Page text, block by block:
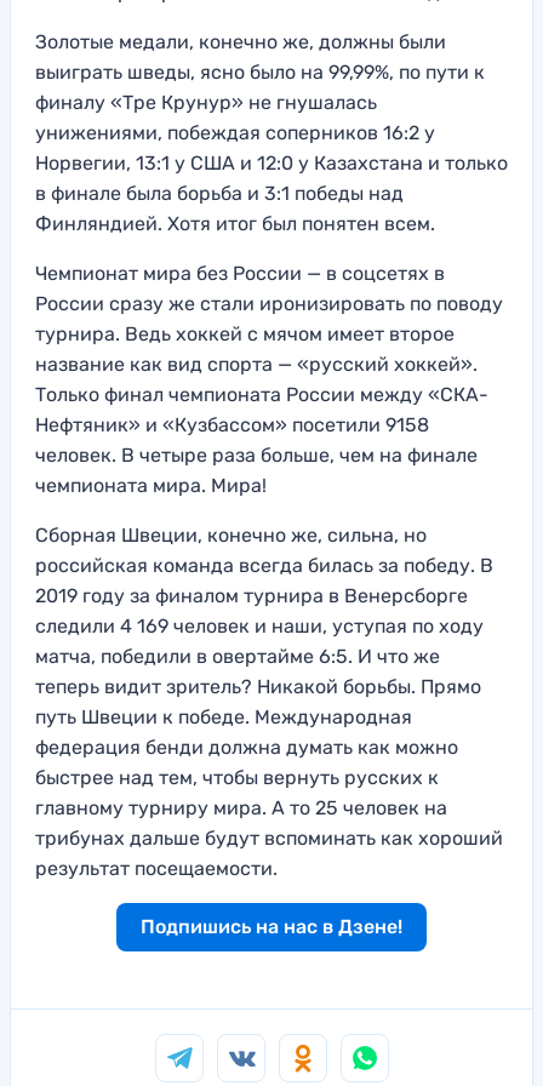
Золотые медали, конечно же, должны были
выиграть шведы, ясно было на 99,99%, по пути к
финалу «Тре Крунур» не гнушалась
унижениями, побеждая соперников 16:2 у
Норвегии, 13:1 у США и 12:0 у Казахстана и только
в финале была борьба и 3:1 победы над
Финляндией. Хотя итог был понятен всем.
Чемпионат мира без России — в соцсетях в
России сразу же стали иронизировать по поводу
турнира. Ведь хоккей с мячом имеет второе
название как вид спорта — «русский хоккей».
Только финал чемпионата России между «СКА-
Нефтяник» и «Кузбассом» посетили 9158
человек. В четыре раза больше, чем на финале
чемпионата мира. Мира!
Сборная Швеции, конечно же, сильна, но
российская команда всегда билась за победу. В
2019 году за финалом турнира в Венерсборге
следили 4 169 человек и наши, уступая по ходу
матча, победили в овертайме 6:5. И что же
теперь видит зритель? Никакой борьбы. Прямо
путь Швеции к победе. Международная
федерация бенди должна думать как можно
быстрее над тем, чтобы вернуть русских к
главному турниру мира. А то 25 человек на
трибунах дальше будут вспоминать как хороший
результат посещаемости.
Подпишись на нас в Дзене!